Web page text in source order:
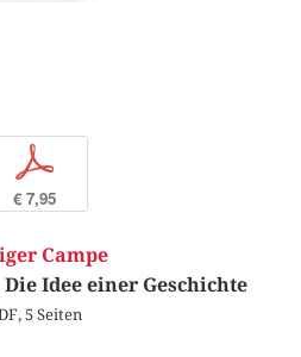
p
€ 7,95
Campe
Idee einer Geschichte
5 Seiten